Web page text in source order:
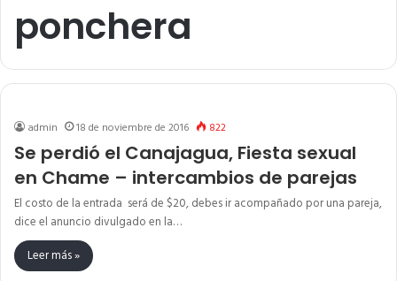
ponchera
admin 18 de noviembre de 2016 822
Se perdió el Canajagua, Fiesta sexual
en Chame – intercambios de parejas
El costo de la entrada será de $20, debes ir acompañado por una pareja,
dice el anuncio divulgado en la…
Leer más »